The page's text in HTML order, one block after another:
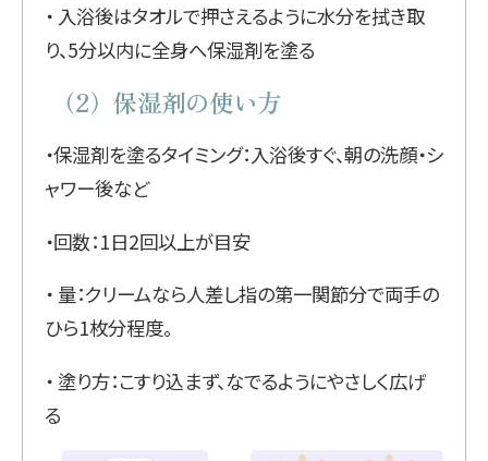
・ 入浴後はタオルで押さえるように水分を拭き取
り、5分以内に全身へ保湿剤を塗る
（2）保湿剤の使い方
・保湿剤を塗るタイミング：入浴後すぐ、朝の洗顔・シ
ャワー後など
・回数：1日2回以上が目安
・ 量：クリームなら人差し指の第一関節分で両手の
ひら1枚分程度。
・ 塗り方：こすり込まず、なでるようにやさしく広げ
る